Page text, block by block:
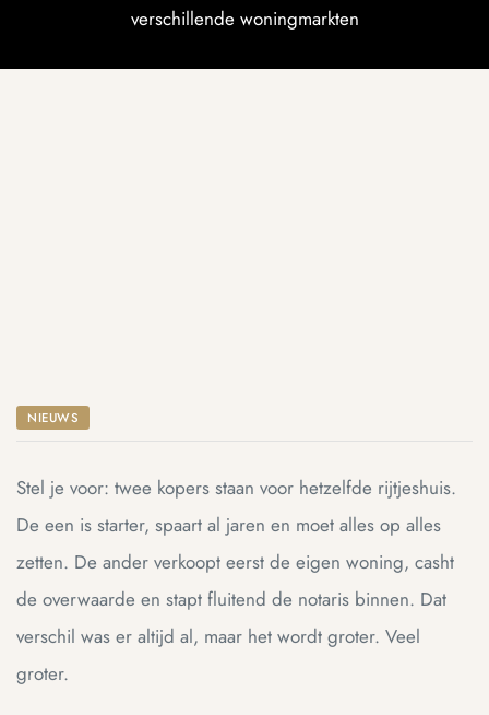
verschillende woningmarkten
NIEUWS
Stel je voor: twee kopers staan voor hetzelfde rijtjeshuis.
De een is starter, spaart al jaren en moet alles op alles
zetten. De ander verkoopt eerst de eigen woning, casht
de overwaarde en stapt fluitend de notaris binnen. Dat
verschil was er altijd al, maar het wordt groter. Veel
groter.